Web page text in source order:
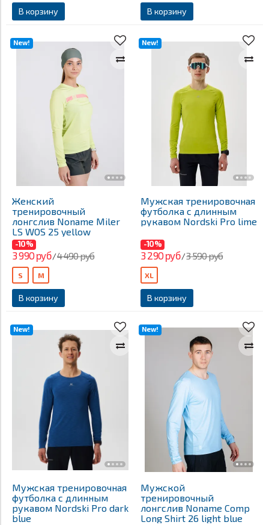
В корзину В корзину
New!
Женский
тренировочный
лонгслив Noname Miler
LS WOS 25 yellow
-10%
3 990 руб/4 490 руб
В корзину
S M
New!
Мужская тренировочная
футболка с длинным
рукавом Nordski Pro lime
-10%
3 290 руб/3 590 руб
В корзину
XL
New!
Мужская тренировочная
футболка с длинным
рукавом Nordski Pro dark
blue
New!
Мужской
тренировочный
лонгслив Noname Comp
Long Shirt 26 light blue